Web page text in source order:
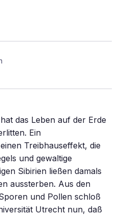
das Leben auf der Erde
Ein
Treibhauseffekt, die
und gewaltige
Sibirien ließen damals
aussterben. Aus den
und Pollen schloß
Utrecht nun, daß